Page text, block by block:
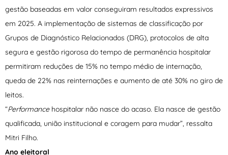
gestão baseadas em valor conseguiram resultados expressivos
em 2025. A implementação de sistemas de classificação por
Grupos de Diagnóstico Relacionados (DRG), protocolos de alta
segura e gestão rigorosa do tempo de permanência hospitalar
permitiram reduções de 15% no tempo médio de internação,
queda de 22% nas reinternações e aumento de até 30% no giro de
leitos.
“Performancehospitalar não nasce do acaso. Ela nasce de gestão
qualificada, união institucional e coragem para mudar”, ressalta
Mitri Filho.
Ano eleitoral